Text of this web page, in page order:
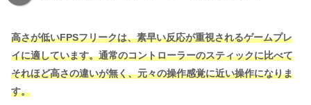
高さが低いFPSフリークは、素早い反応が重視されるゲームプレ
イに適しています。通常のコントローラーのスティックに比べて
それほど高さの違いが無く、元々の操作感覚に近い操作になりま
す。